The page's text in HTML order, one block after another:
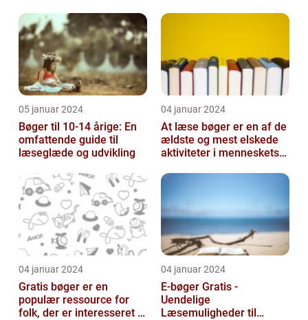
05 januar 2024
Bøger til 10-14 årige: En
omfattende guide til
læseglæde og udvikling
04 januar 2024
At læse bøger er en af de
ældste og mest elskede
aktiviteter i menneskets
04 januar 2024
Gratis bøger er en
populær ressource for
folk, der er interesseret i
04 januar 2024
E-bøger Gratis -
Uendelige
Læsemuligheder til